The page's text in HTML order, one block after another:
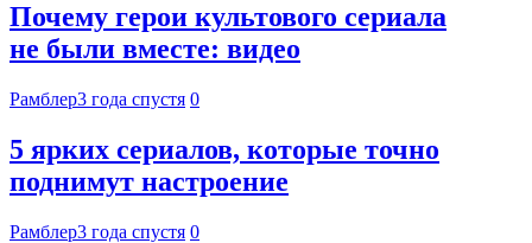
Почему герои культового сериала
не были вместе: видео
Рамблер3 года спустя 0
5 ярких сериалов, которые точно
поднимут настроение
Рамблер3 года спустя 0